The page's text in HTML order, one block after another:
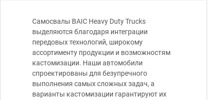
Самосвалы BAIC Heavy Duty Trucks
выделяются благодаря интеграции
передовых технологий, широкому
ассортименту продукции и возможностям
кастомизации. Наши автомобили
спроектированы для безупречного
выполнения самых сложных задач, а
варианты кастомизации гарантируют их